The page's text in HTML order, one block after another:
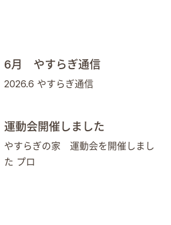
6月 やすらぎ通信
2026.6 やすらぎ通信
運動会開催しました
やすらぎの家 運動会を開催しまし
た プロ